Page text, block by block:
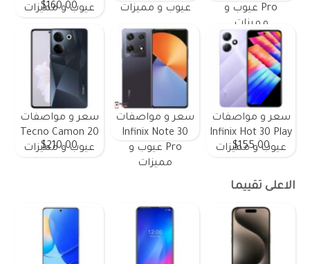
Pro عيوب و
مميزات
عيوب و مميزات
عيوب و مميزات
$160.00
سعر و مواصفات
Infinix Hot 30 Play
عيوب و مميزات
$155.00
سعر و مواصفات
Infinix Note 30
Pro عيوب و
مميزات
سعر و مواصفات
Tecno Camon 20
عيوب و مميزات
$210.00
الاعلى تقييما